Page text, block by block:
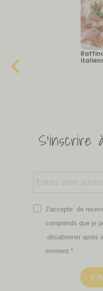
S'inscrire
J'accepte de
comprends que je
désabonner après
moment.